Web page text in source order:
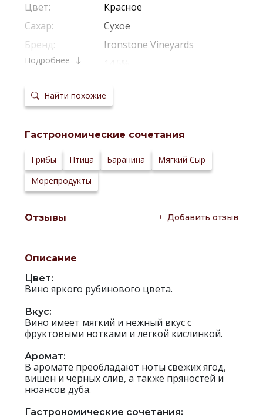
Цвет:
Красное
Сахар:
Сухое
Бренд:
Ironstone Vineyards
Крепость:
Виноград:
Шираз
хранения:
Температура
16–18 °С
Сайт
производителя:
Подробнее
Найти похожие
Гастрономические сочетания
Грибы Птица Баранина
Мягкий Сыр
Морепродукты
Отзывы Добавить отзыв
Описание
Цвет:
Вино яркого рубинового цвета.
Вкус:
Вино имеет мягкий и нежный вкус с
фруктовыми нотками и легкой кислинкой.
Аромат:
В аромате преобладают ноты свежих ягод,
вишен и черных слив, а также пряностей и
нюансов дуба.
Гастрономические сочетания: